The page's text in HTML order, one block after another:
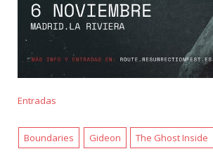
Entradas
Boundaries Gideon The Ghost Inside